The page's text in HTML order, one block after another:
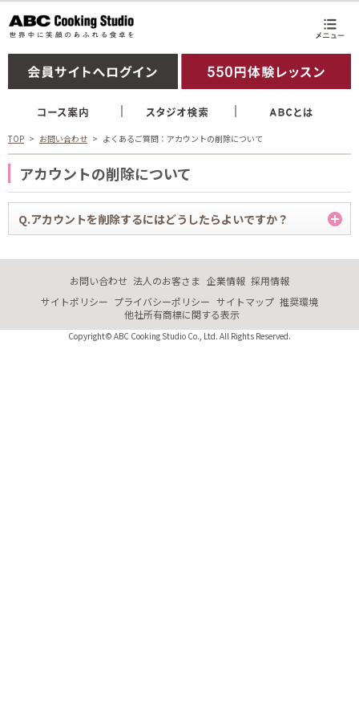
TOP お問い合わせ よくあるご質問：アカウントの削除について
アカウントの削除について
Q.アカウントを削除するにはどうしたらよいですか？
アカウント(会員情報)の削除については、下記のフォームからお問い合
わせください。
アカウント削除につきまして弊社ではコースご契約時に入会金を頂戴し
ておりますため、 永久会員制とさせていただいております。しかしなが
ら通学者本人より個人情報削除のご依頼をいただいた場合は弊社登録の
個人情報削除を承っております。
お問い合わせ 法人のお客さま 企業情報 採用情報
サイトポリシー プライバシーポリシー サイトマップ 推奨環境
他社所有商標に関する表示
Copyright© ABC Cooking Studio Co., Ltd. All Rights Reserved.